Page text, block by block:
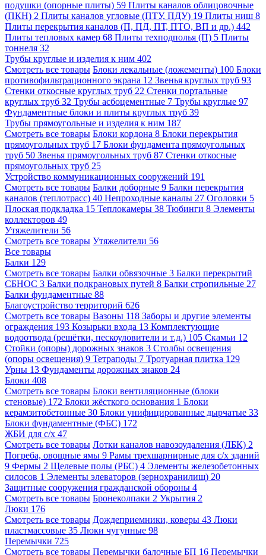
подушки (опорные плиты) 59 Плиты каналов облицовочные
(ПКН) 2 Плиты каналов угловые (ПТУ, ПДУ) 19 Плиты ниш 8
Плиты перекрытия каналов (П, ПД, ПТ, ПТО, ВП и др.) 442
Плиты тепловых камер 68 Плиты техподполья (П) 5 Плиты
тоннеля 32
Трубы круглые и изделия к ним 402
Смотреть все товары Блоки лекальные (ложементы) 100 Блоки
противофильтрационного экрана 12 Звенья круглых труб 93
Стенки откосные круглых труб 22 Стенки портальные
круглых труб 32 Трубы асбоцементные 7 Трубы круглые 97
Фундаментные блоки и плиты круглых труб 39
Трубы прямоугольные и изделия к ним 187
Смотреть все товары Блоки кордона 8 Блоки перекрытия
прямоугольных труб 17 Блоки фундамента прямоугольных
труб 50 Звенья прямоугольных труб 87 Стенки откосные
прямоугольных труб 25
Устройство коммуникационных сооружений 191
Смотреть все товары Балки доборные 9 Балки перекрытия
каналов (теплотрасс) 40 Непроходные каналы 27 Оголовки 5
Плоская подкладка 15 Теплокамеры 38 Тюбинги 8 Элементы
коллекторов 49
Утяжелители 56
Смотреть все товары Утяжелители 56
Все товары
Балки 129
Смотреть все товары Балки обвязочные 3 Балки перекрытий
СБНОС 3 Балки подкрановых путей 8 Балки стропильные 27
Балки фундаментные 88
Благоустройство территорий 626
Смотреть все товары Вазоны 118 Заборы и другие элементы
ограждения 193 Козырьки входа 13 Комплектующие
водоотвода (решётки, пескоуловители и т.д.) 105 Скамьи 12
Стойки (опоры) дорожных знаков 3 Столбы освещения
(опоры освещения) 9 Тетраподы 7 Тротуарная плитка 129
Урны 13 Фундаменты дорожных знаков 24
Блоки 408
Смотреть все товары Блоки вентиляционные (блоки
стеновые) 172 Блоки жёсткого основания 1 Блоки
керамзитобетонные 30 Блоки унифицированные дырчатые 33
Блоки фундаментные (ФБС) 172
ЖБИ для с/х 47
Смотреть все товары Лотки каналов навозоудаления (ЛБК) 2
Погреба, овощные ямы 9 Рамы трехшарнирные для с/х зданий
9 Фермы 2 Щелевые полы (РБС) 4 Элементы железобетонных
силосов 1 Элементы элеваторов (зернохранилищ) 20
Защитные сооружения гражданской обороны 4
Смотреть все товары Бронеколпаки 2 Укрытия 2
Люки 176
Смотреть все товары Дождеприемники, коверы 43 Люки
пластмассовые 35 Люки чугунные 98
Перемычки 725
Смотреть все товары Перемычки балочные БП 16 Перемычки